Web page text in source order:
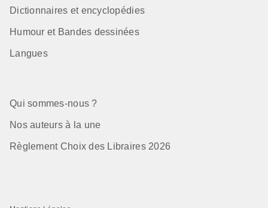
Dictionnaires et encyclopédies
Humour et Bandes dessinées
Langues
Qui sommes-nous ?
Nos auteurs à la une
Règlement Choix des Libraires 2026